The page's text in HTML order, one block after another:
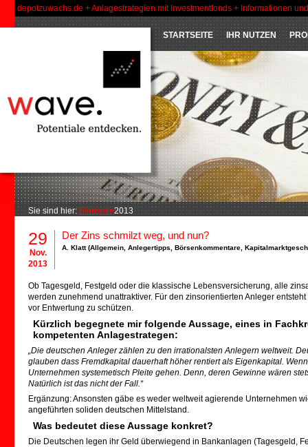
depotzuwachs.de + Anlagestrategien mit Investmentfonds + Informationen
STARTSEITE IHR NUTZEN
Sie sind hier: Startseite2013
29
Nov.
2013
Der Zins schmilzt weg, und nun?
A. Klatt (Allgemein Anlegertipps Börsenkommentare
Ob Tagesgeld, Festgeld oder die klassische Lebensversicherung, alle
werden zunehmend unattraktiver. Für den zinsorientierten Anleger
vor Entwertung zu schützen.
Kürzlich begegnete mir folgende Aussage, eines in
kompetenten Anlagestrategen:
„Die deutschen Anleger zählen zu den irrationalsten Anlegern weltweit.
glauben dass Fremdkapital dauerhaft höher rentiert als Eigenkapital.
Unternehmen systemetisch Pleite gehen. Denn, deren Gewinne wären
Natürlich ist das nicht der Fall.“
Ergänzung: Ansonsten gäbe es weder weltweit agierende Unternehmen
angeführten soliden deutschen Mittelstand.
Was bedeutet diese Aussage konkret?
Die Deutschen legen ihr Geld überwiegend in Bankanlagen (Tagesgeld,